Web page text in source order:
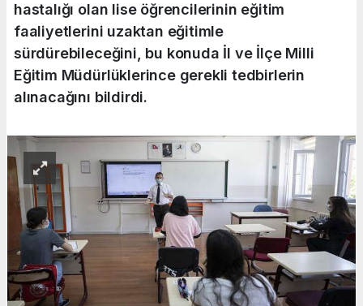
hastalığı olan lise öğrencilerinin eğitim
faaliyetlerini uzaktan eğitimle
sürdürebileceğini, bu konuda İl ve İlçe Milli
Eğitim Müdürlüklerince gerekli tedbirlerin
alınacağını bildirdi.